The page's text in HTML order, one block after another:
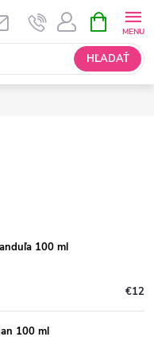
HĽADAŤ
KOŠÍK
100 ml
€12
100 ml